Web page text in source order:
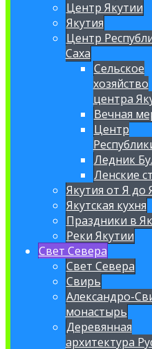
Центр Якутии
Якутия
Центр
Саха
Сельское
хозяйство
центра
Вечная
Центр
Ледник
Ленские
Якутия от Я до
Якутская кухня
Праздники в
Реки Якутии
Свет Севера
Свет Севера
Свирь
Александро-
монастырь
Деревянная
архитектура